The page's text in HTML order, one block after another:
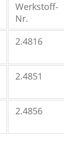
Werkstoff-
Nr.
2.4816
2.4851
2.4856